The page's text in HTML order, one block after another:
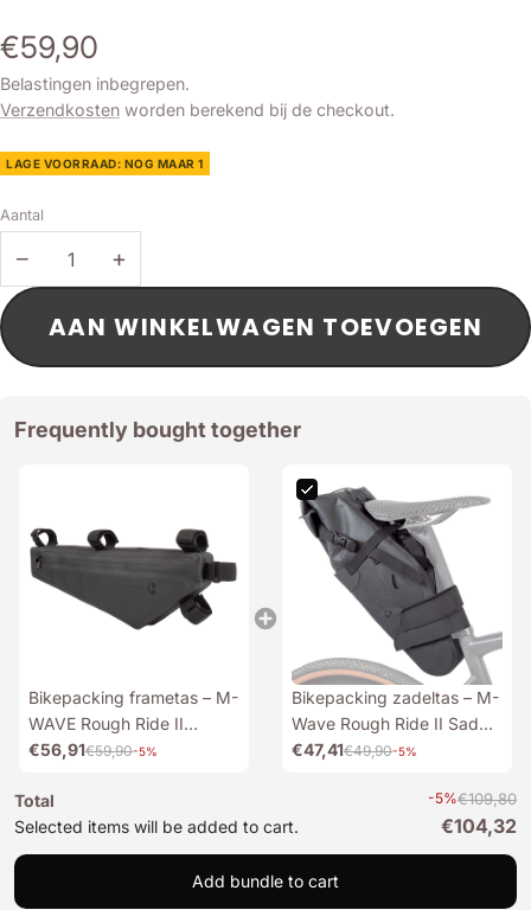
€59,90
Belastingen inbegrepen.
Verzendkosten worden berekend bij de checkout.
LAGE VOORRAAD: NOG MAAR 1
Aantal
− +
AAN WINKELWAGEN TOEVOEGEN
Frequently bought together
Bikepacking frametas – M-
WAVE Rough Ride II
Triangle
€56,91€59,90-5%
Bikepacking zadeltas – M-
Wave Rough Ride II Saddle
Bag
€47,41€49,90-5%
Total
Selected items will be added to cart.
-5%€109,80
€104,32
Add bundle to cart